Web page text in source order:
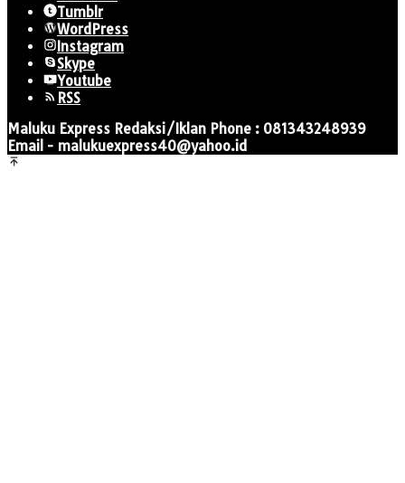
Tumblr
WordPress
Instagram
Skype
Youtube
RSS
Maluku Express Redaksi/Iklan Phone : 081343248939
Email - malukuexpress40@yahoo.id